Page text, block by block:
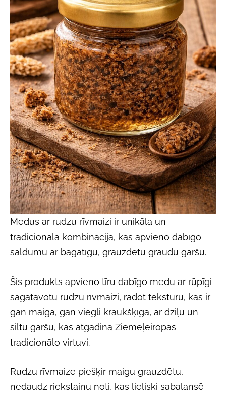
Medus ar rudzu rīvmaizi ir unikāla un
tradicionāla kombinācija, kas apvieno dabīgo
saldumu ar bagātīgu, grauzdētu graudu garšu.
Šis produkts apvieno tīru dabīgo medu ar rūpīgi
sagatavotu rudzu rīvmaizi, radot tekstūru, kas ir
gan maiga, gan viegli kraukšķīga, ar dziļu un
siltu garšu, kas atgādina Ziemeļeiropas
tradicionālo virtuvi.
Rudzu rīvmaize piešķir maigu grauzdētu,
nedaudz riekstainu noti, kas lieliski sabalansē